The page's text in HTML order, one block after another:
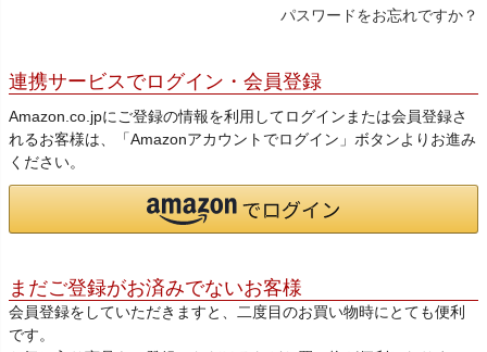
パスワードをお忘れですか？
連携サービスでログイン・会員登録
Amazon.co.jpにご登録の情報を利用してログインまたは会員登録さ
れるお客様は、「Amazonアカウントでログイン」ボタンよりお進み
ください。
まだご登録がお済みでないお客様
会員登録をしていただきますと、二度目のお買い物時にとても便利
です。